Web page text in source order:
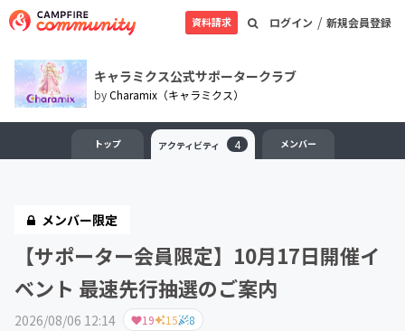
ログイン / 新規会員登録
資料請求
キャラミクス公式サポータークラブ
byCharamix（キャラミクス）
トップ アクティビティ 4 メンバー
メンバー限定
【サポーター会員限定】10月17日開催イ
ベント 最速先行抽選のご案内
2026/08/06 12:14 19 15 8